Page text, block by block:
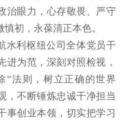
治眼力，心存敬畏、严守
初，永葆清正本色。
水利枢纽公司全体党员干
进为范，深刻对照检视，
”法则，树立正确的世界
，不断锤炼忠诚干净担当
事创业本领，切实把学习